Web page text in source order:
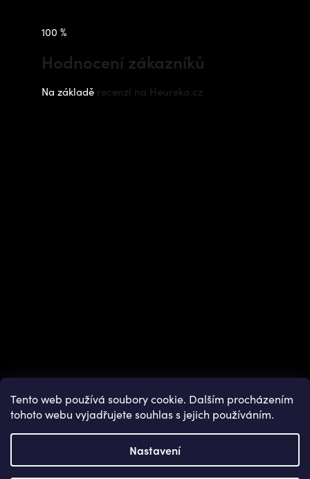
Tento web používá soubory cookie. Dalším procházením
tohoto webu vyjadřujete souhlas s jejich používáním.
Nastavení
100 %
Hodnocení zákazníků
Na základě recenzí na Heureka.cz